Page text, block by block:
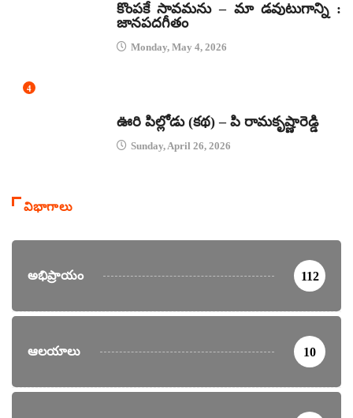
కొంపకే సావమను – మా డవుటుగాన్ని :
జానపదగీతం
Monday, May 4, 2026
4
ఊరి పిల్లోడు (కథ) – పి రామకృష్ణారెడ్డి
Sunday, April 26, 2026
విభాగాలు
అభిప్రాయం 112
ఆలయాలు 10